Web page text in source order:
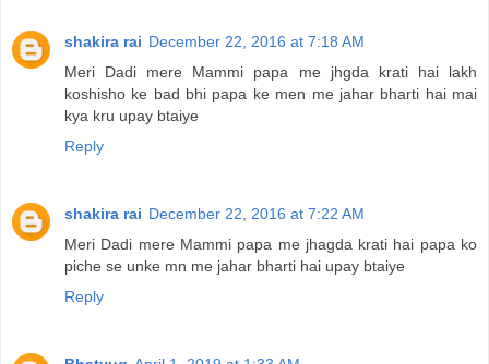
shakira rai December 22, 2016 at 7:18 AM
Meri Dadi mere Mammi papa me jhgda krati hai lakh
koshisho ke bad bhi papa ke men me jahar bharti hai mai
kya kru upay btaiye
Reply
shakira rai December 22, 2016 at 7:22 AM
Meri Dadi mere Mammi papa me jhagda krati hai papa ko
piche se unke mn me jahar bharti hai upay btaiye
Reply